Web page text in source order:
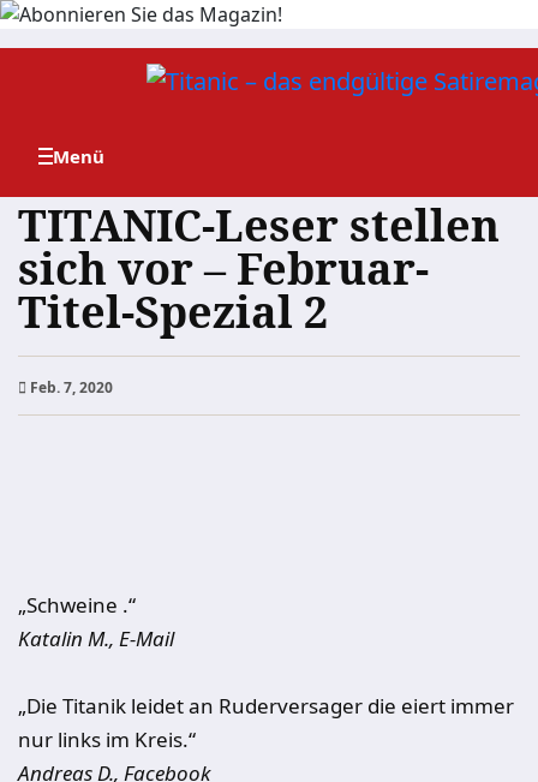
Zum
TITANIC-Leser stellen
sich vor – Februar-
Titel-Spezial 2
Feb. 7, 2020
„Schweine .“
Katalin M., E-Mail
„Die Titanik leidet an Ruderversager die eiert immer
nur links im Kreis.“
Andreas D., Facebook